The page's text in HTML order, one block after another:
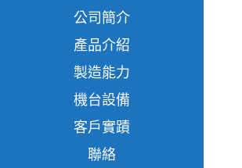
公司簡介
產品介紹
製造能力
機台設備
客戶實蹟
聯絡